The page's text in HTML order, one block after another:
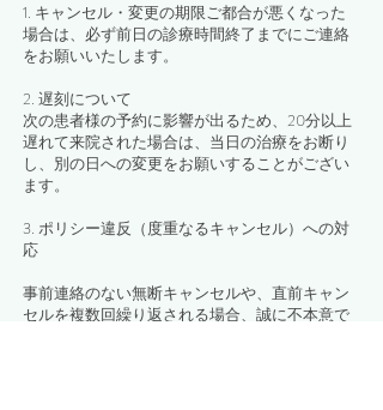
1. キャンセル・変更の期限ご都合が悪くなった
場合は、必ず前日の診療時間終了までにご連絡
をお願いいたします。
2. 遅刻について
次の患者様の予約に影響が出るため、20分以上
遅れて来院された場合は、当日の治療をお断り
し、別の日への変更をお願いすることがござい
ます。
3. ポリシー違反（度重なるキャンセル）への対
応
事前連絡のない無断キャンセルや、直前キャン
セルを複数回繰り返される場合、誠に不本意で